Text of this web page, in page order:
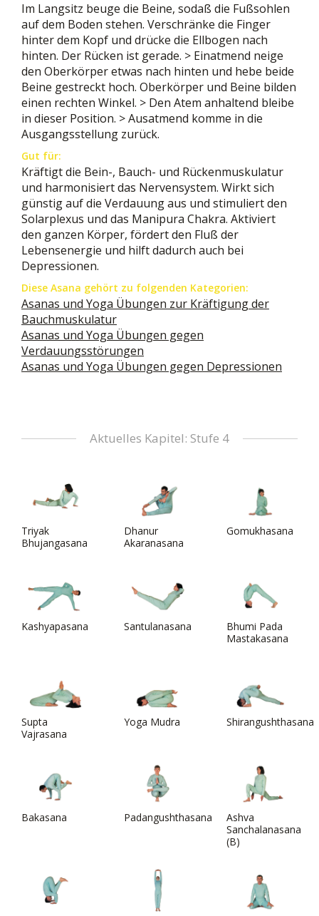
Im Langsitz beuge die Beine, sodaß die Fußsohlen
auf dem Boden stehen. Verschränke die Finger
hinter dem Kopf und drücke die Ellbogen nach
hinten. Der Rücken ist gerade. > Einatmend neige
den Oberkörper etwas nach hinten und hebe beide
Beine gestreckt hoch. Oberkörper und Beine bilden
einen rechten Winkel. > Den Atem anhaltend bleibe
in dieser Position. > Ausatmend komme in die
Ausgangsstellung zurück.
Gut für:
Kräftigt die Bein-, Bauch- und Rückenmuskulatur
und harmonisiert das Nervensystem. Wirkt sich
günstig auf die Verdauung aus und stimuliert den
Solarplexus und das Manipura Chakra. Aktiviert
den ganzen Körper, fördert den Fluß der
Lebensenergie und hilft dadurch auch bei
Depressionen.
Diese Asana gehört zu folgenden Kategorien:
Asanas und Yoga Übungen zur Kräftigung der
Bauchmuskulatur
Asanas und Yoga Übungen gegen
Verdauungsstörungen
Asanas und Yoga Übungen gegen Depressionen
Aktuelles Kapitel: Stufe 4
Triyak
Bhujangasana
Dhanur
Akaranasana
Gomukhasana
Kashyapasana Santulanasana
Bhumi Pada
Mastakasana
Supta
Vajrasana
Yoga Mudra Shirangushthasana
Bakasana Padangushthasana
Ashva
Sanchalanasana
(B)